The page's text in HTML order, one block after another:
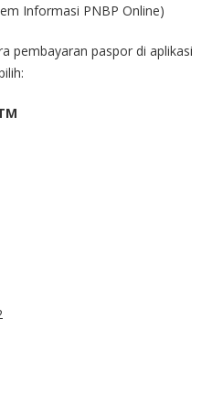
Informasi PNBP Online)
pembayaran paspor di aplikasi